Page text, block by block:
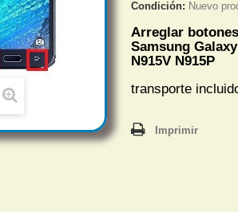
Condición: Nuevo
Arreglar botones
Samsung
N915V N915P
transporte
Imprimir